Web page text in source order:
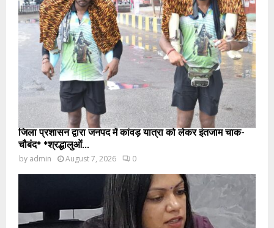
जिला प्रशासन द्वारा जनपद में कांवड़ यात्रा को लेकर इंतजाम चाक-
चौबंद* *श्रद्धालुओं...
by admin August 7, 2026 0